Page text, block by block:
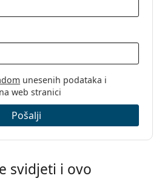
unesenih podataka i
web stranici
Pošalji
svidjeti i ovo